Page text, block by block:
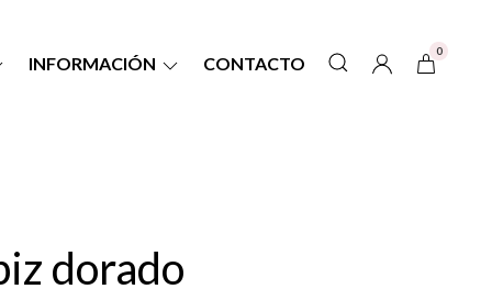
INFORMACIÓN CONTACTO
0
dorado